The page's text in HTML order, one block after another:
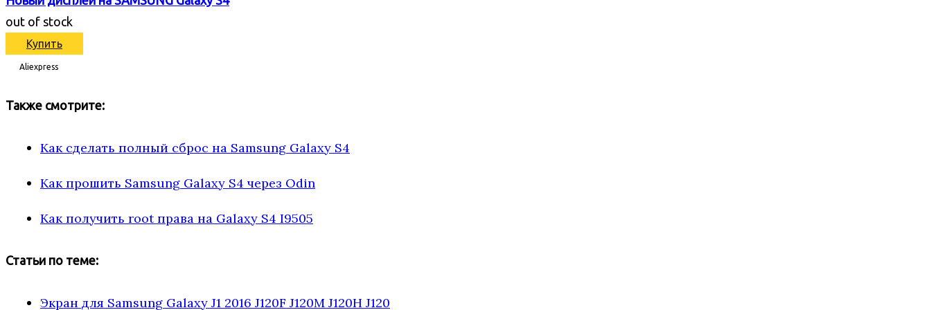
out of stock
Купить
Aliexpress
Также смотрите:
Как сделать полный сброс на Samsung Galaxy S4
Как прошить Samsung Galaxy S4 через Odin
Как получить root права на Galaxy S4 I9505
Статьи по теме:
Экран для Samsung Galaxy J1 2016 J120F J120M J120H J120